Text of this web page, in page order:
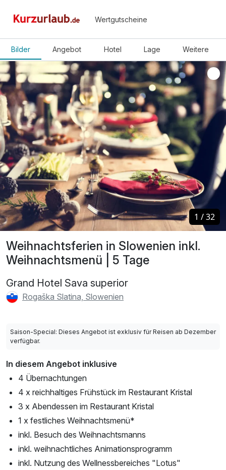
Wertgutscheine
Bilder Angebot Hotel Lage Weitere
Weihnachtsferien in Slowenien inkl.
Weihnachtsmenü | 5 Tage
Grand Hotel Sava superior
Rogaška Slatina, Slowenien
1 /32
1 /32
Saison-Special: Dieses Angebot ist exklusiv für Reisen ab Dezember
verfügbar.
In diesem Angebot inklusive
4 Übernachtungen
4 x reichhaltiges Frühstück im Restaurant Kristal
3 x Abendessen im Restaurant Kristal
1 x festliches Weihnachtsmenü*
inkl. Besuch des Weihnachtsmanns
inkl. weihnachtliches Animationsprogramm
inkl. Nutzung des Wellnessbereiches "Lotus"